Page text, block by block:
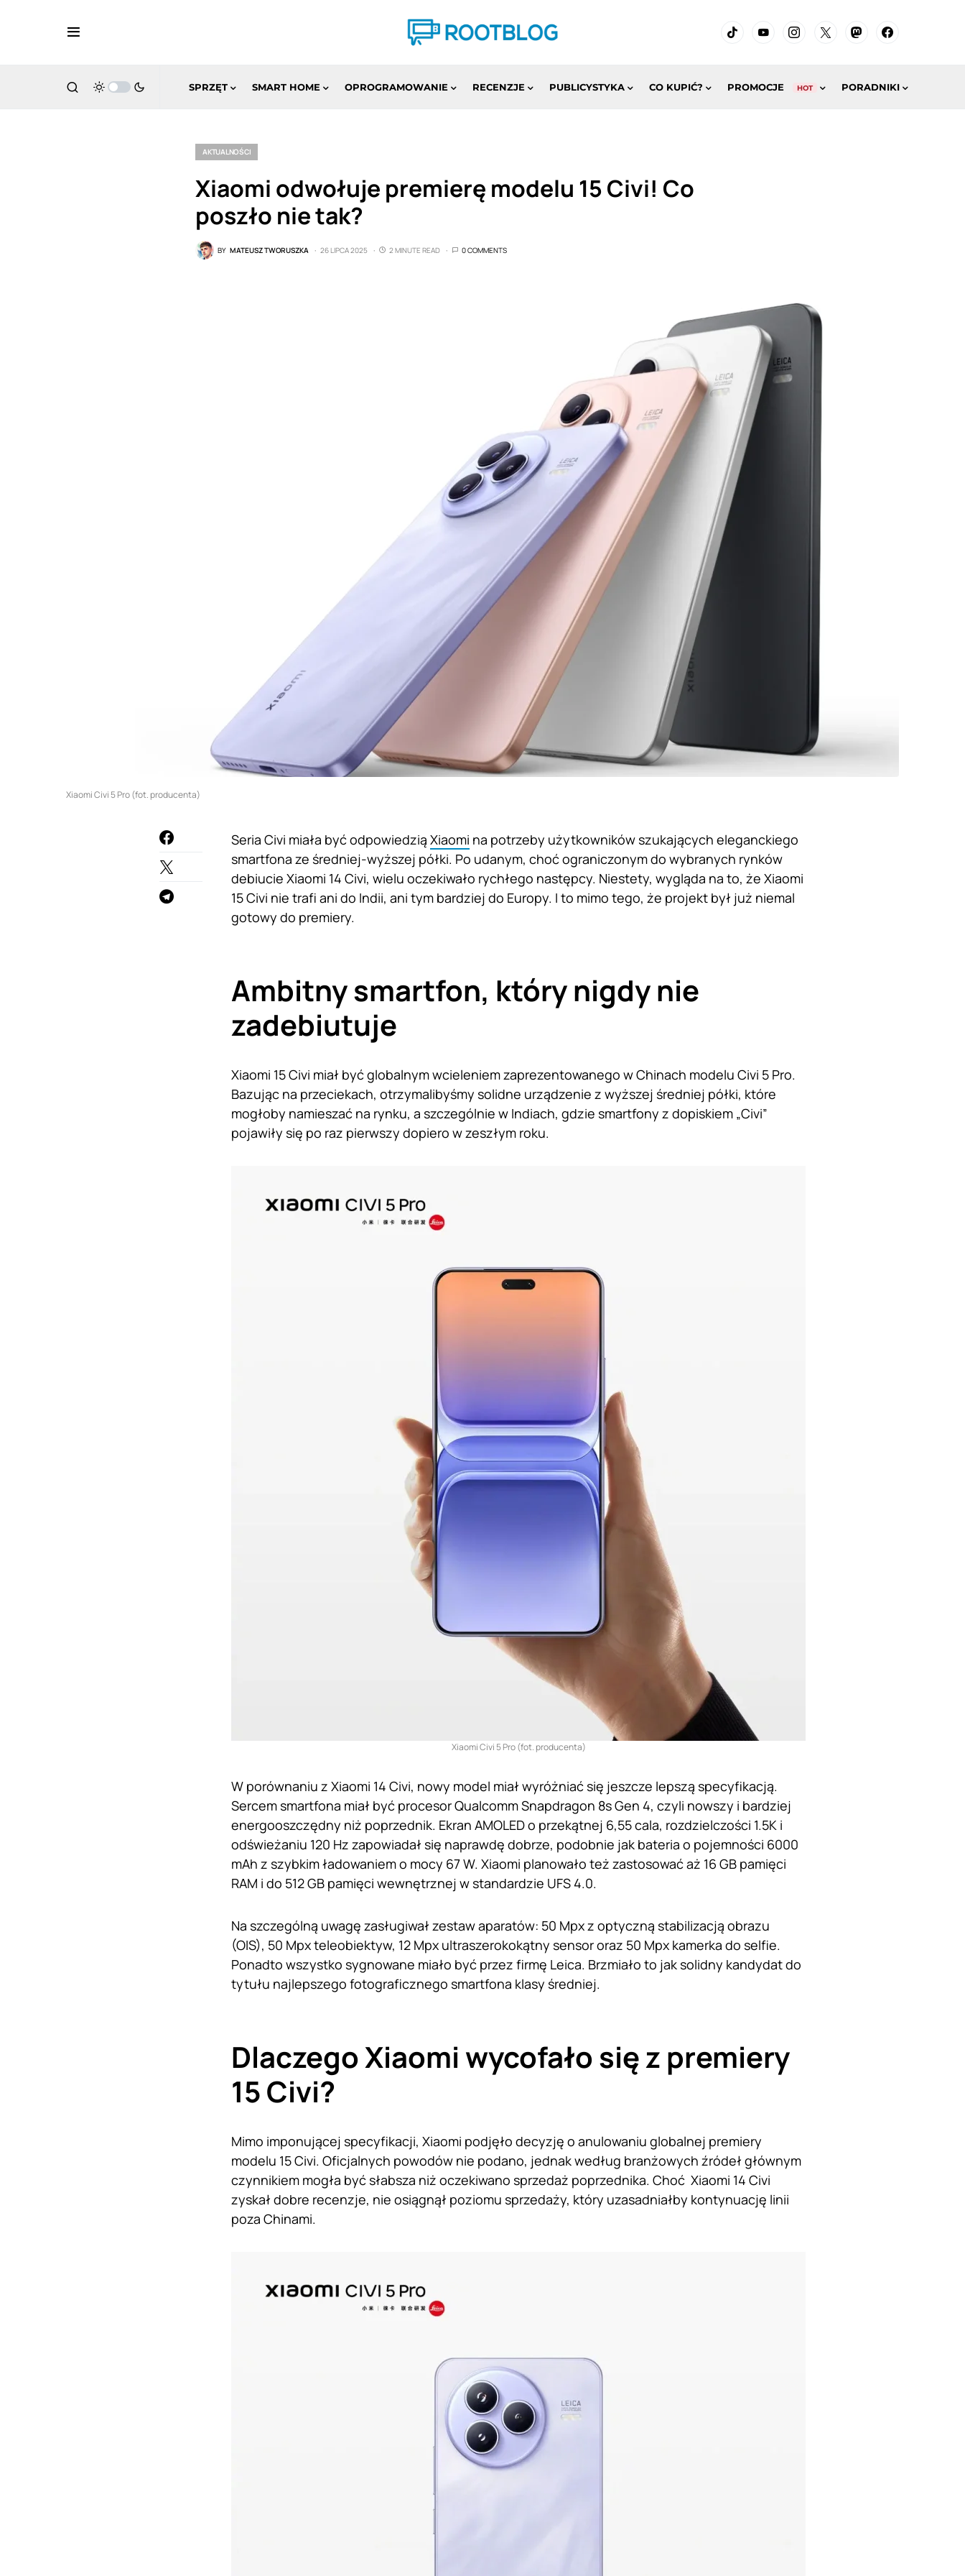
SPRZĘT SMART HOME OPROGRAMOWANIE RECENZJE PUBLICYSTYKA CO KUPIĆ? PROMOCJE HOT PORADNIKI
AKTUALNOŚCI
Xiaomi odwołuje premierę modelu 15 Civi! Co
poszło nie tak?
BY MATEUSZ TWORUSZKA 26 LIPCA 2025 2 MINUTE READ 0 COMMENTS
Xiaomi Civi 5 Pro (fot. producenta)
Seria Civi miała być odpowiedzią Xiaomi na potrzeby użytkowników szukających eleganckiego
smartfona ze średniej-wyższej półki. Po udanym, choć ograniczonym do wybranych rynków
debiucie Xiaomi 14 Civi, wielu oczekiwało rychłego następcy. Niestety, wygląda na to, że Xiaomi
15 Civi nie trafi ani do Indii, ani tym bardziej do Europy. I to mimo tego, że projekt był już niemal
gotowy do premiery.
Ambitny smartfon, który nigdy nie
zadebiutuje
Xiaomi 15 Civi miał być globalnym wcieleniem zaprezentowanego w Chinach modelu Civi 5 Pro.
Bazując na przeciekach, otrzymalibyśmy solidne urządzenie z wyższej średniej półki, które
mogłoby namieszać na rynku, a szczególnie w Indiach, gdzie smartfony z dopiskiem „Civi”
pojawiły się po raz pierwszy dopiero w zeszłym roku.
Xiaomi Civi 5 Pro (fot. producenta)
W porównaniu z Xiaomi 14 Civi, nowy model miał wyróżniać się jeszcze lepszą specyfikacją.
Sercem smartfona miał być procesor Qualcomm Snapdragon 8s Gen 4, czyli nowszy i bardziej
energooszczędny niż poprzednik. Ekran AMOLED o przekątnej 6,55 cala, rozdzielczości 1.5K i
odświeżaniu 120 Hz zapowiadał się naprawdę dobrze, podobnie jak bateria o pojemności 6000
mAh z szybkim ładowaniem o mocy 67 W. Xiaomi planowało też zastosować aż 16 GB pamięci
RAM i do 512 GB pamięci wewnętrznej w standardzie UFS 4.0.
Na szczególną uwagę zasługiwał zestaw aparatów: 50 Mpx z optyczną stabilizacją obrazu
(OIS), 50 Mpx teleobiektyw, 12 Mpx ultraszerokokątny sensor oraz 50 Mpx kamerka do selfie.
Ponadto wszystko sygnowane miało być przez firmę Leica. Brzmiało to jak solidny kandydat do
tytułu najlepszego fotograficznego smartfona klasy średniej.
Dlaczego Xiaomi wycofało się z premiery
15 Civi?
Mimo imponującej specyfikacji, Xiaomi podjęło decyzję o anulowaniu globalnej premiery
modelu 15 Civi. Oficjalnych powodów nie podano, jednak według branżowych źródeł głównym
czynnikiem mogła być słabsza niż oczekiwano sprzedaż poprzednika. Choć Xiaomi 14 Civi
zyskał dobre recenzje, nie osiągnął poziomu sprzedaży, który uzasadniałby kontynuację linii
poza Chinami.